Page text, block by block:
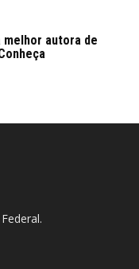
melhor autora de